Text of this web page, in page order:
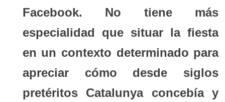
Facebook. No tiene más
especialidad que situar la fiesta
en un contexto determinado para
apreciar cómo desde siglos
pretéritos Catalunya concebía y